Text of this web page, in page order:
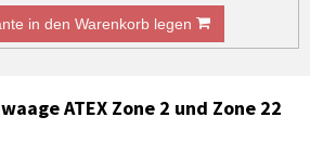
in den Warenkorb legen
ATEX Zone 2 und Zone 22